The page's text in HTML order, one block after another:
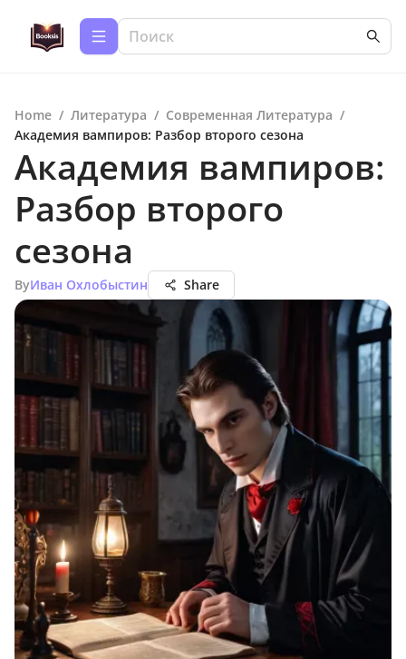
Home / Литература / Современная Литература /
Академия вампиров: Разбор второго сезона
Академия вампиров:
Разбор второго
сезона
ByИван Охлобыстин Share